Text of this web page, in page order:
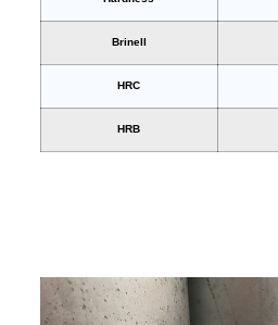
Brinell
HRC
HRB